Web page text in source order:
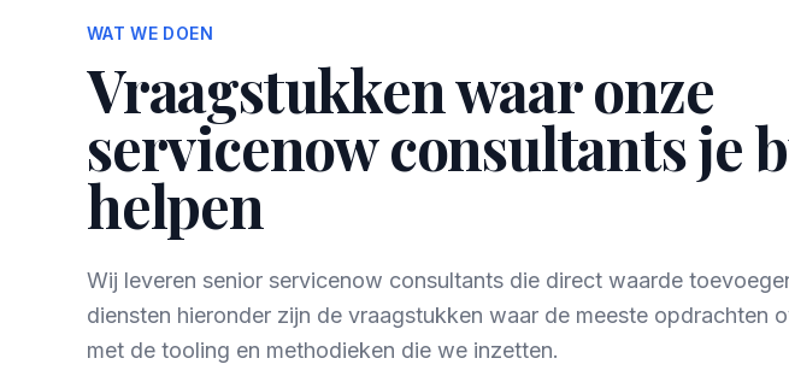
WAT WE DOEN
Vraagstukken waar onze
servicenow consultants je
helpen
Wij leveren senior servicenow consultants die direct waarde
diensten hieronder zijn de vraagstukken waar de meeste opdrachten
met de tooling en methodieken die we inzetten.